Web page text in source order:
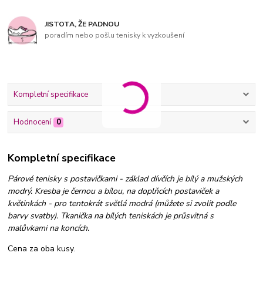
JISTOTA, ŽE PADNOU
poradím nebo pošlu tenisky k vyzkoušení
Kompletní specifikace
Hodnocení 0
Kompletní specifikace
Párové tenisky s postavičkami - základ dívčích je bílý a mužských
modrý. Kresba je černou a bílou, na doplňcích postaviček a
květinkách - pro tentokrát světlá modrá (můžete si zvolit podle
barvy svatby). Tkanička na bílých teniskách je průsvitná s
malůvkami na koncích.
Cena za oba kusy.